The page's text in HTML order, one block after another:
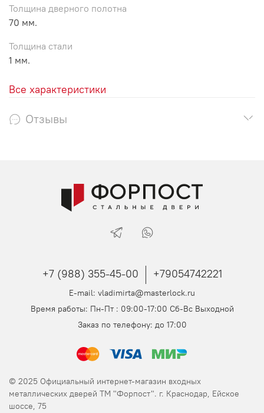
Толщина дверного полотна
70 мм.
Толщина стали
1 мм.
Все характеристики
Отзывы
+7 (988) 355-45-00 +79054742221
E-mail: vladimirta@masterlock.ru
Время работы: Пн-Пт : 09:00-17:00 Сб-Вс Выходной
Заказ по телефону: до 17:00
© 2025 Официальный интернет-магазин входных
металлических дверей ТМ "Форпост". г. Краснодар, Ейское
шоссе, 75